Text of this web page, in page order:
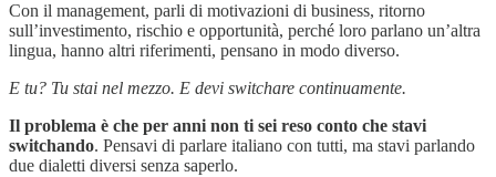
Con il management, parli di motivazioni di business, ritorno
sull’investimento, rischio e opportunità, perché loro parlano un’altra
lingua, hanno altri riferimenti, pensano in modo diverso.
E tu? Tu stai nel mezzo. E devi switchare continuamente.
Il problema è che per anni non ti sei reso conto che stavi
switchando. Pensavi di parlare italiano con tutti, ma stavi parlando
due dialetti diversi senza saperlo.